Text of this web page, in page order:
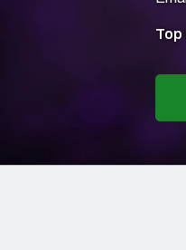
Top